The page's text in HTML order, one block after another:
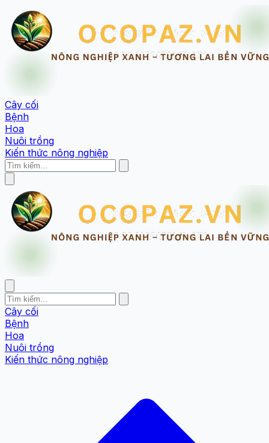
Cây cối
Bệnh
Hoa
Nuôi trồng
Kiến thức nông nghiệp
Cây cối
Bệnh
Hoa
Nuôi trồng
Kiến thức nông nghiệp